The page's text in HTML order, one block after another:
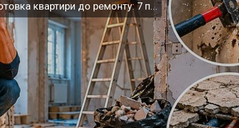
квартири до ремонту: 7 п...